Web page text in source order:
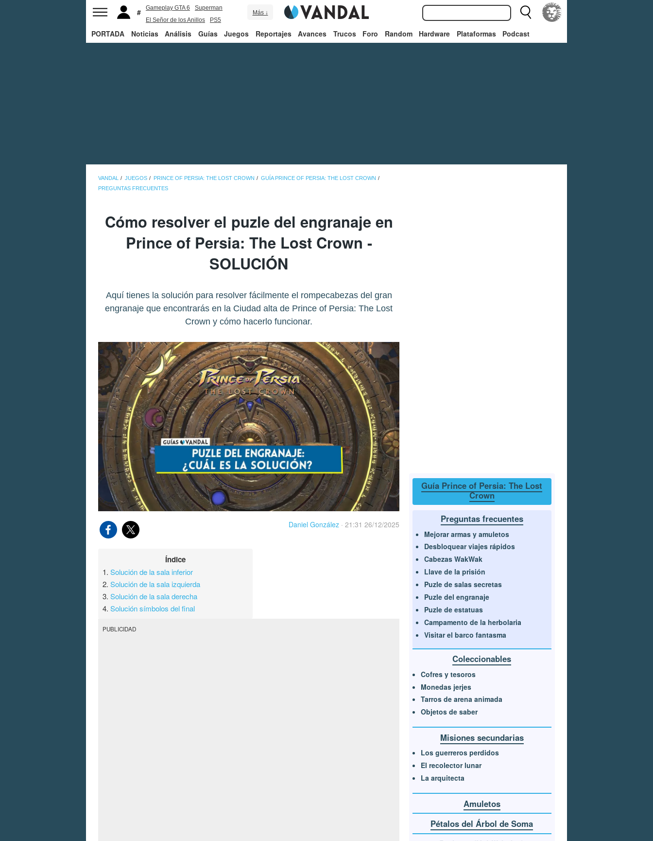
Gameplay GTA 6
Superman
El Señor de los Anillos
PS5
Más ↓
PORTADA Noticias Análisis Guías Juegos Reportajes Avances Trucos Foro Random Hardware Plataformas Podcast
VANDAL JUEGOS PRINCE OF PERSIA: THE LOST CROWN
GUÍA PRINCE OF PERSIA: THE LOST CROWN
PREGUNTAS FRECUENTES
Cómo resolver el puzle del engranaje en
Prince of Persia: The Lost Crown -
SOLUCIÓN
Aquí tienes la solución para resolver fácilmente el rompecabezas del gran
engranaje que encontrarás en la Ciudad alta de Prince of Persia: The Lost
Crown y cómo hacerlo funcionar.
Daniel González · 21:31 26/12/2025
Índice
1.Solución de la sala inferior
2.Solución de la sala izquierda
3.Solución de la sala derecha
4.Solución símbolos del final
PUBLICIDAD
Guía Prince of Persia: The Lost
Crown
Preguntas frecuentes
Mejorar armas y amuletos
Desbloquear viajes rápidos
Cabezas WakWak
Llave de la prisión
Puzle de salas secretas
Puzle del engranaje
Puzle de estatuas
Campamento de la herbolaria
Visitar el barco fantasma
Coleccionables
Cofres y tesoros
Monedas jerjes
Tarros de arena animada
Objetos de saber
Misiones secundarias
Los guerreros perdidos
El recolector lunar
La arquitecta
Amuletos
Pétalos del Árbol de Soma